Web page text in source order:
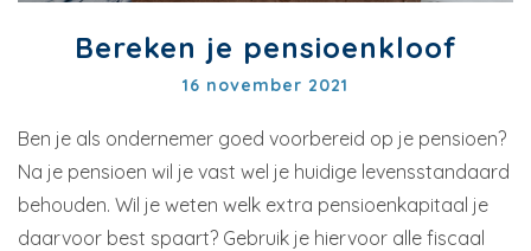
Bereken je pensioenkloof
16 november 2021
Ben je als ondernemer goed voorbereid op je pensioen?
Na je pensioen wil je vast wel je huidige levensstandaard
behouden. Wil je weten welk extra pensioenkapitaal je
daarvoor best spaart? Gebruik je hiervoor alle fiscaal